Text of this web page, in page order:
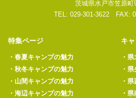
茨城県水戸市笠原町
TEL: 029-301-3622 FAX:
特集ページ
・ 春夏キャンプの魅力
・ 秋冬キャンプの魅力
・ 山間キャンプの魅力
・ 海辺キャンプの魅力
キ
・ 県
・ 県
・ 県
・ 県